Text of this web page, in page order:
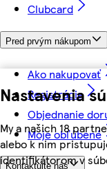
Nastavenia
My a našich 18
alebo k nim
identifikátorom v
Clubcard
Pred prvým nákupom
Ako nakupovať
Registrácia
Objednanie
Moje obľúbené
Kontaktujte nás